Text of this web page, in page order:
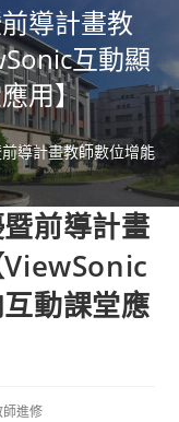
導計畫教
互動顯
用】
前導計畫教師數位增能
暨前導計畫
動課堂應
師進修